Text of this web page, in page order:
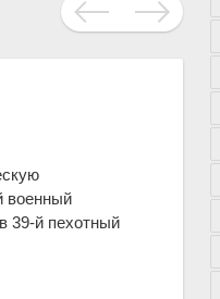
военный
39-й пехотный